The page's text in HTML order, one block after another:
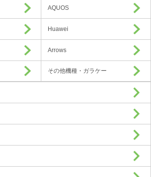
AQUOS
Huawei
Arrows
その他機種・ガラケー